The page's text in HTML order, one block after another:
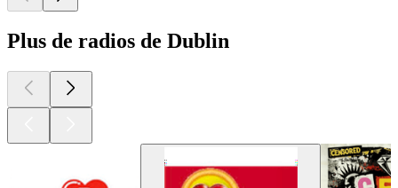
Plus de radios de Dublin